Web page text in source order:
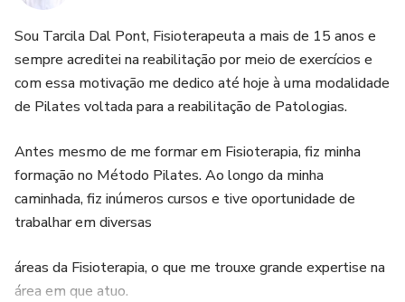
Sou Tarcila Dal Pont, Fisioterapeuta a mais de 15 anos e
sempre acreditei na reabilitação por meio de exercícios e
com essa motivação me dedico até hoje à uma modalidade
de Pilates voltada para a reabilitação de Patologias.
Antes mesmo de me formar em Fisioterapia, fiz minha
formação no Método Pilates. Ao longo da minha
caminhada, fiz inúmeros cursos e tive oportunidade de
trabalhar em diversas
áreas da Fisioterapia, o que me trouxe grande expertise na
área em que atuo.